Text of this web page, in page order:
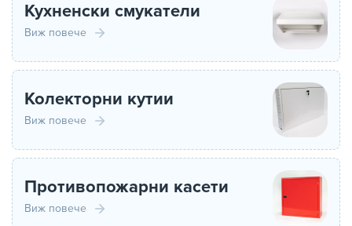
Кухненски смукатели
Виж повече
Колекторни кутии
Виж повече
Противопожарни касети
Виж повече